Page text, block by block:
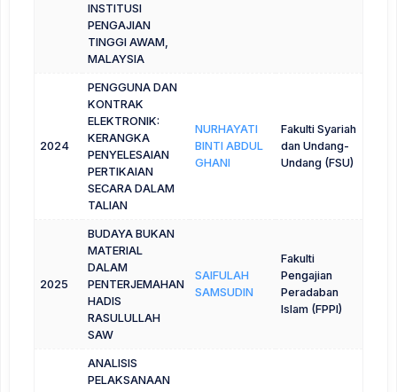
INSTITUSI
PENGAJIAN
TINGGI AWAM,
MALAYSIA
2024
PENGGUNA DAN
KONTRAK
ELEKTRONIK:
KERANGKA
PENYELESAIAN
PERTIKAIAN
SECARA DALAM
TALIAN
NURHAYATI
BINTI ABDUL
GHANI
Fakulti Syariah
dan Undang-
Undang (FSU)
2025
BUDAYA BUKAN
MATERIAL
DALAM
PENTERJEMAHAN
HADIS
RASULULLAH
SAW
SAIFULAH
SAMSUDIN
Fakulti
Pengajian
Peradaban
Islam (FPPI)
ANALISIS
PELAKSANAAN